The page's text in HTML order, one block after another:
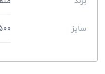
سایز 500 میلی